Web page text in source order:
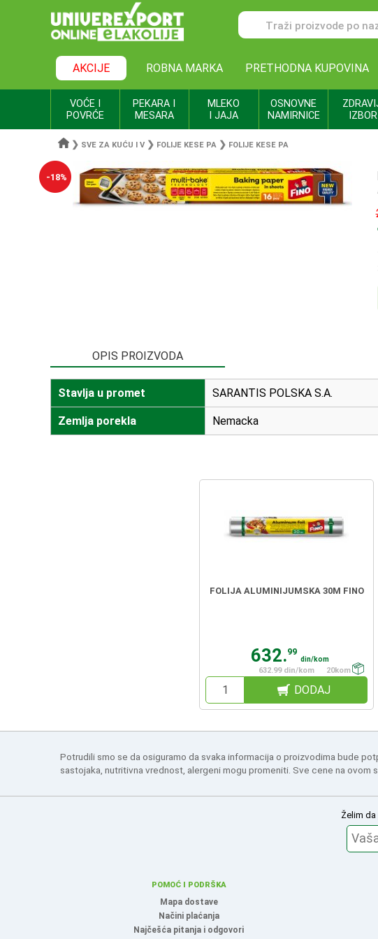
AKCIJE ROBNA MARKA PRETHODNA KUPOVINA
VOĆE I
POVRĆE
PEKARA I
MESARA
MLEKO
I JAJA
OSNOVNE
NAMIRNICE
IZBOR
❯ SVE ZA KUĆU I V ❯ FOLIJE KESE PA ❯ FOLIJE KESE PA
-18%
OPIS PROIZVODA
Stavlja u promet SARANTIS POLSKA S.A.
Zemlja porekla Nemacka
FOLIJA ALUMINIJUMSKA 30M FINO
632.99
din/kom
632.99 din/kom
20kom
DODAJ
Potrudili smo se da osiguramo da svaka informacija o proizvodima bude
sastojaka, nutritivna vrednost, alergeni mogu promeniti. Sve cene na
Želim
POMOĆ I PODRŠKA
Mapa dostave
Načini plaćanja
Najčešća pitanja i odgovori